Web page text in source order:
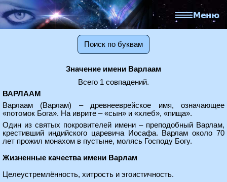
Поиск по буквам
Значение имени Варлаам
Всего 1 совпадений.
ВАРЛААМ
Варлаам (Варлам) – древнееврейское имя, означающее
«потомок Бога». На иврите – «сын» и «хлеб», «пища».
Один из святых покровителей имени – преподобный Варлам,
крестивший индийского царевича Иосафа. Варлам около 70
лет прожил монахом в пустыне, молясь Господу Богу.
Жизненные качества имени Варлам
Целеустремлённость, хитрость и эгоистичность.